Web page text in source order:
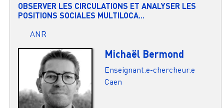
OBSERVER LES CIRCULATIONS ET ANALYSER LES
POSITIONS SOCIALES MULTILOCA...
ANR
Michaël Bermond
Enseignant.e-chercheur.e
Caen